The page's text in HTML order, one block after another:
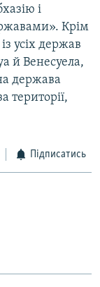
і
Крім
усіх держав
й Венесуела,
держава
території,
Підписатись